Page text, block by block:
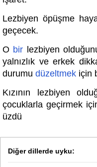
Lezbiyen öpüşme
geçecek.
O bir lezbiyen
yalnızlık ve erkek
durumu düzeltmek için
Kızının lezbiyen
çocuklarla geçirmek
üzdü
Diğer dillerde uyku: